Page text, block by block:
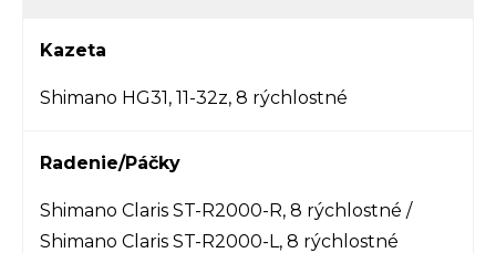
Kazeta
Shimano HG31, 11-32z, 8 rýchlostné
Radenie/Páčky
Shimano Claris ST-R2000-R, 8 rýchlostné /
Shimano Claris ST-R2000-L, 8 rýchlostné